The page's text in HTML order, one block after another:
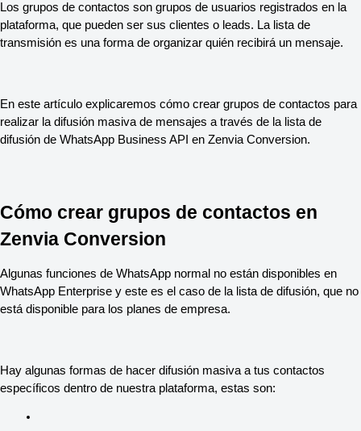
Los grupos de contactos son grupos de usuarios registrados en la
plataforma, que pueden ser sus clientes o leads. La lista de
transmisión es una forma de organizar quién recibirá un mensaje.
En este artículo explicaremos cómo crear grupos de contactos para
realizar la difusión masiva de mensajes a través de la lista de
difusión de WhatsApp Business API en Zenvia Conversion.
Cómo crear grupos de contactos en
Zenvia Conversion
Algunas funciones de WhatsApp normal no están disponibles en
WhatsApp Enterprise y este es el caso de la lista de difusión, que no
está disponible para los planes de empresa.
Hay algunas formas de hacer difusión masiva a tus contactos
específicos dentro de nuestra plataforma, estas son: